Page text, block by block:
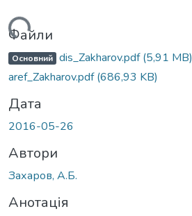
Файли
Основний dis_Zakharov.pdf(5,91 MB)
aref_Zakharov.pdf(686,93 KB)
Дата
2016-05-26
Автори
Захаров, А.Б.
Анотація